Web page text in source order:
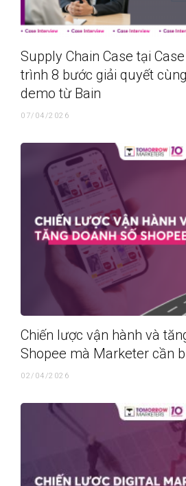
Supply Chain Case tại
trình 8 bước giải quyết
demo từ Bain
07/04/2026
Chiến lược vận hành và
Shopee mà Marketer cần
02/04/2026